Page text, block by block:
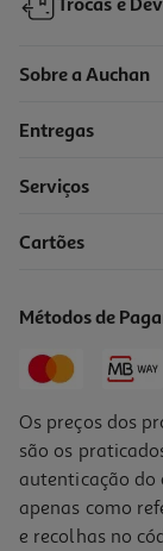
Ø21.1cm
5,99 €
Prato De Doce
5.99 €/un
-25%
Price reduced from
4,00 €to
Promoção
Trocas e
Sobre a Auchan
Entregas
Serviços
Cartões
Métodos de
Os preços dos
são os
autenticação do
apenas como
e recolhas no